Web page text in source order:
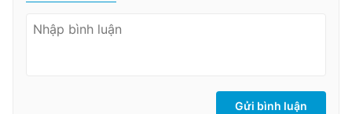
Gửi bình luận